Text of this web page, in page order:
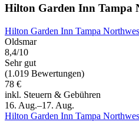
Hilton Garden Inn Tampa
Hilton Garden Inn Tampa
Oldsmar
8,4/10
Sehr gut
(1.019 Bewertungen)
78 €
inkl. Steuern & Gebühren
16. Aug.–17. Aug.
Hilton Garden Inn Tampa